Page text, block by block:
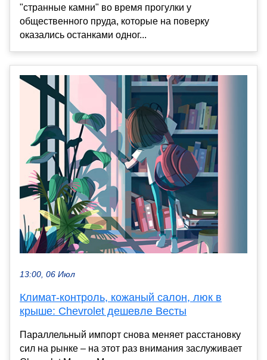
"странные камни" во время прогулки у
общественного пруда, которые на поверку
оказались останками одног...
13:00, 06 Июл
Климат-контроль, кожаный салон, люк в
крыше: Chevrolet дешевле Весты
Параллельный импорт снова меняет расстановку
сил на рынке – на этот раз внимания заслуживает